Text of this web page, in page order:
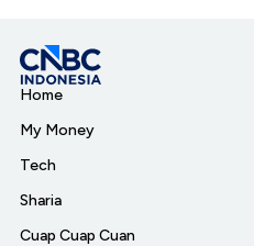
Home
My Money
Tech
Sharia
Cuap Cuap Cuan